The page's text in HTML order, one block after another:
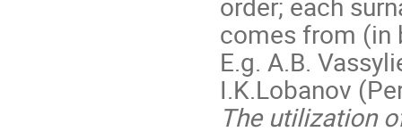
comes from (in
E.g. A.B.
I.K.Lobanov
The utilization